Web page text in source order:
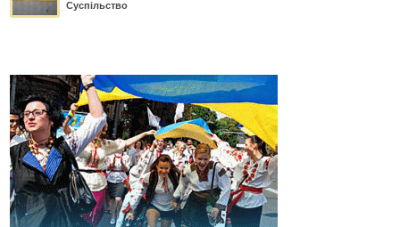
Суспільство